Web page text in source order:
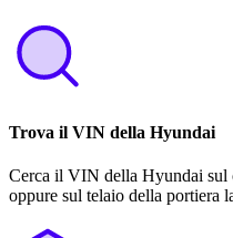
Trova il VIN della Hyundai
Cerca il VIN della Hyundai sul
oppure sul telaio della portiera